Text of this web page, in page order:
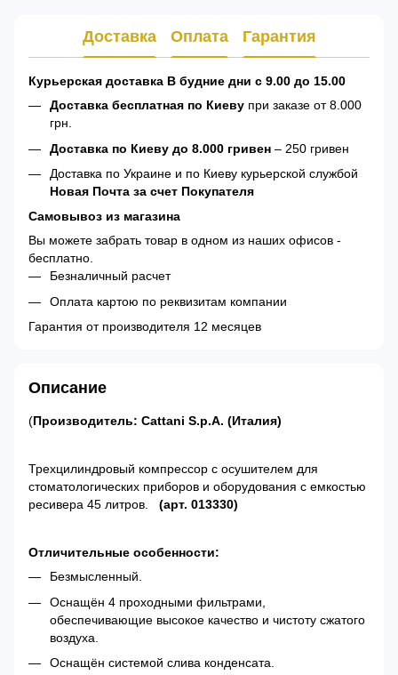
Доставка Оплата Гарантия
Курьерская доставка В будние дни с 9.00 до 15.00
Доставка бесплатная по Киеву при заказе от 8.000
грн.
Доставка по Киеву до 8.000 гривен – 250 гривен
Доставка по Украине и по Киеву курьерской службой
Новая Почта за счет Покупателя
Самовывоз из магазина
Вы можете забрать товар в одном из наших офисов -
бесплатно.
Безналичный расчет
Оплата картою по реквизитам компании
Гарантия от производителя 12 месяцев
Описание
(Производитель: Cattani S.p.A. (Италия)
Трехцилиндровый компрессор с осушителем для
стоматологических приборов и оборудования с емкостью
ресивера 45 литров. (арт. 013330)
Отличительные особенности:
Безмысленный.
Оснащён 4 проходными фильтрами,
обеспечивающие высокое качество и чистоту сжатого
воздуха.
Оснащён системой слива конденсата.